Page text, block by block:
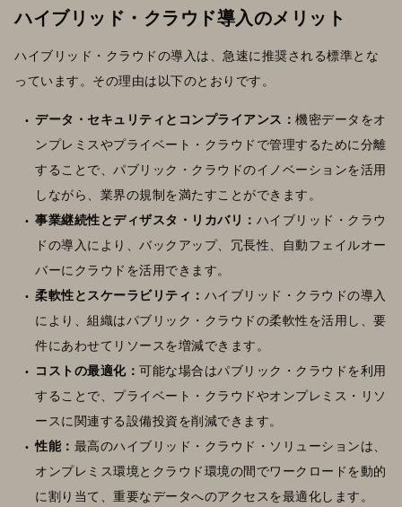
ハイブリッド・クラウド導入のメリット
ハイブリッド・クラウドの導入は、急速に推奨される標準とな
っています。その理由は以下のとおりです。
データ・セキュリティとコンプライアンス： 機密データをオ
ンプレミスやプライベート・クラウドで管理するために分離
することで、パブリック・クラウドのイノベーションを活用
しながら、業界の規制を満たすことができます。
事業継続性とディザスタ・リカバリ： ハイブリッド・クラウ
ドの導入により、バックアップ、冗長性、自動フェイルオー
バーにクラウドを活用できます。
柔軟性とスケーラビリティ： ハイブリッド・クラウドの導入
により、組織はパブリック・クラウドの柔軟性を活用し、要
件にあわせてリソースを増減できます。
コストの最適化： 可能な場合はパブリック・クラウドを利用
することで、プライベート・クラウドやオンプレミス・リソ
ースに関連する設備投資を削減できます。
性能： 最高のハイブリッド・クラウド・ソリューションは、
オンプレミス環境とクラウド環境の間でワークロードを動的
に割り当て、重要なデータへのアクセスを最適化します。